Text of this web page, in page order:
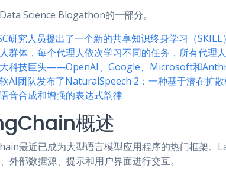
Science Blogathon的一部分。
研究人员提出了一个新的共享知识终身学习（
群体，每个代理人依次学习不同的任务，所有代理
科技巨头——OpenAI、Google、Microsoft和
AI团队发布了NaturalSpeech 2：一种基于潜在扩
音合成和增强的表达式韵律
概述
最近已成为大型语言模型应用程序的热门框架。
外部数据源、提示和用户界面进行交互。